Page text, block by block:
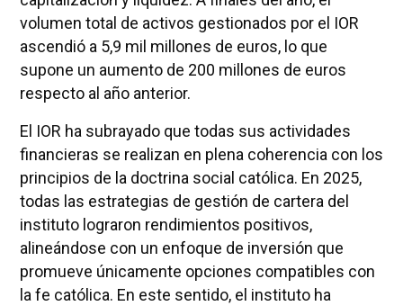
volumen total de activos gestionados por el IOR
ascendió a 5,9 mil millones de euros, lo que
supone un aumento de 200 millones de euros
respecto al año anterior.
El IOR ha subrayado que todas sus actividades
financieras se realizan en plena coherencia con los
principios de la doctrina social católica. En 2025,
todas las estrategias de gestión de cartera del
instituto lograron rendimientos positivos,
alineándose con un enfoque de inversión que
promueve únicamente opciones compatibles con
la fe católica. En este sentido, el instituto ha